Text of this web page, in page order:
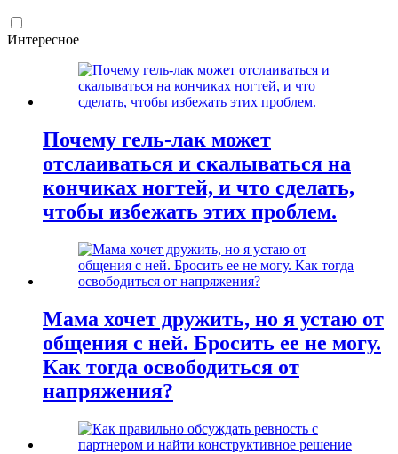
Интересное
Почему гель-лак может
отслаиваться и скалываться на
кончиках ногтей, и что сделать,
чтобы избежать этих проблем.
Мама хочет дружить, но я устаю от
общения с ней. Бросить ее не могу.
Как тогда освободиться от
напряжения?